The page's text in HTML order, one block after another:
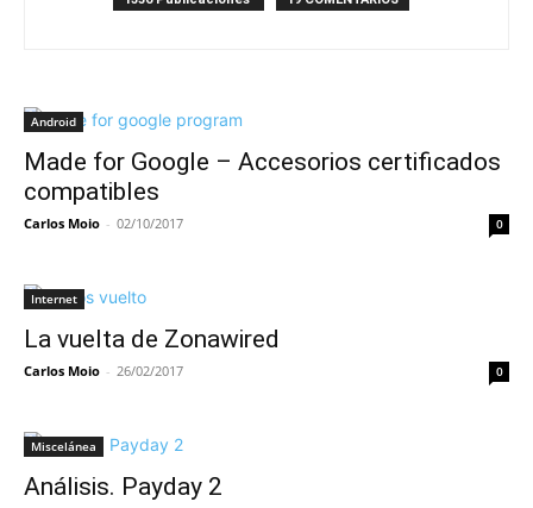
Android
Made for Google – Accesorios certificados
compatibles
Carlos Moio - 02/10/2017 0
Internet
La vuelta de Zonawired
Carlos Moio - 26/02/2017 0
Miscelánea
Análisis. Payday 2